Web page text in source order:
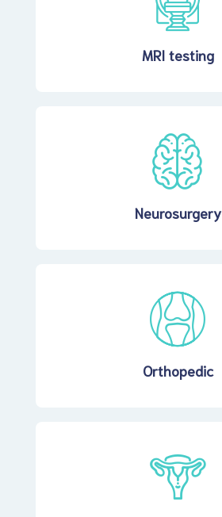
MRI testing
Neurosurgery
Orthopedic